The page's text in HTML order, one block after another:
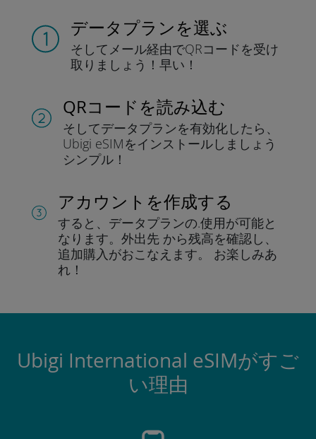
データプランを選ぶ
そしてメール経由でQRコードを受け
取りましょう！早い！
QRコードを読み込む
そしてデータプランを有効化したら、
Ubigi eSIMをインストールしま しょう
シンプル！
アカウントを作成する
すると、データプランの.使用が可能と
なります。 外出先 から残高を確認し、
追加購入がおこなえます。
お楽しみあ
れ！
Ubigi International eSIMがすご
い理由